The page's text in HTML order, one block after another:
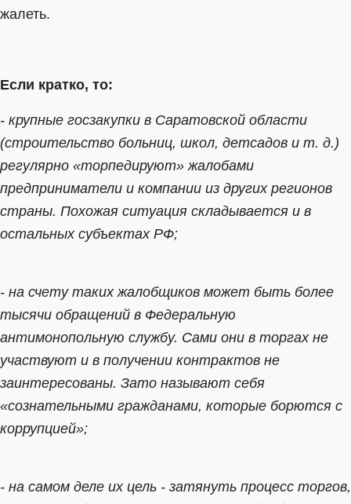
жалеть.
Если кратко, то:
- крупные госзакупки в Саратовской области
(строительство больниц, школ, детсадов и т. д.)
регулярно «торпедируют» жалобами
предприниматели и компании из других регионов
страны. Похожая ситуация складывается и в
остальных субъектах РФ;
- на счету таких жалобщиков может быть более
тысячи обращений в Федеральную
антимонопольную службу. Сами они в торгах не
участвуют и в получении контрактов не
заинтересованы. Зато называют себя
«сознательными гражданами, которые борются с
коррупцией»;
- на самом деле их цель - затянуть процесс торгов,